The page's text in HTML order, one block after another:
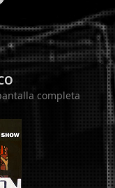
completa